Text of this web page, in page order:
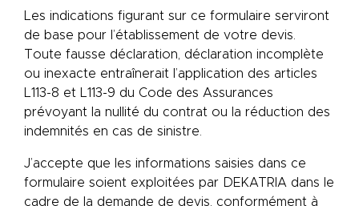
Les indications figurant sur ce formulaire serviront
de base pour l’établissement de votre devis.
Toute fausse déclaration, déclaration incomplète
ou inexacte entraînerait l’application des articles
L113-8 et L113-9 du Code des Assurances
prévoyant la nullité du contrat ou la réduction des
indemnités en cas de sinistre.
J’accepte que les informations saisies dans ce
formulaire soient exploitées par DEKATRIA dans le
cadre de la demande de devis, conformément à